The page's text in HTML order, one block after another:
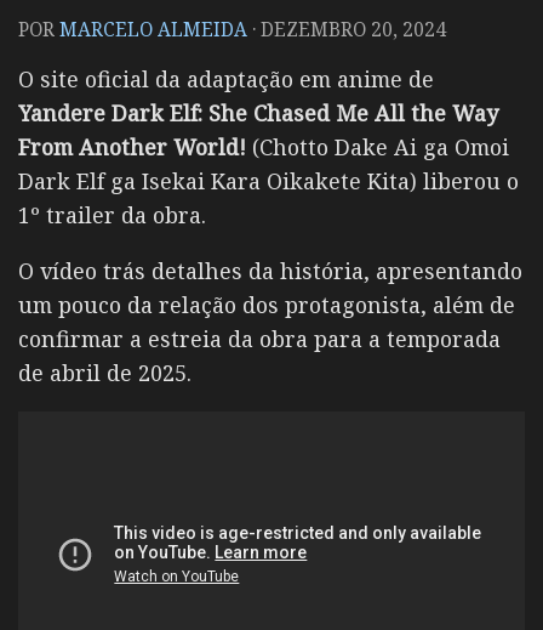
PORMARCELO ALMEIDA ·DEZEMBRO 20, 2024
O site oficial da adaptação em anime de
Yandere Dark Elf: She Chased Me All the Way
From Another World! (Chotto Dake Ai ga Omoi
Dark Elf ga Isekai Kara Oikakete Kita) liberou o
1º trailer da obra.
O vídeo trás detalhes da história, apresentando
um pouco da relação dos protagonista, além de
confirmar a estreia da obra para a temporada
de abril de 2025.